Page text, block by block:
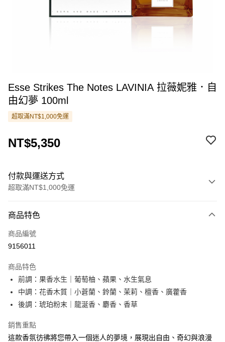
Esse Strikes The Notes LAVINIA 拉薇妮雅．自
由幻夢 100ml
超取滿NT$1,000免運
NT$5,350
付款與運送方式
超取滿NT$1,000免運
信用卡一次付款
超商取貨付款
街口支付
AFTEE先享後付
相關說明
AFTEE先享後付是「在收到商品之後才付款」的支付方式。 讓您購物簡單
便利好安心！
ATM付款
商品特色
商品編號
9156011
商品特色
前調：果香水生｜葡萄柚、蘋果、水生氣息
中調：花香木質｜小蒼蘭、鈴蘭、茉莉、檀香、廣藿香
後調：琥珀粉末｜龍涎香、麝香、香草
銷售重點
這款香氛彷彿將您帶入一個迷人的夢境，展現出自由、奇幻與浪漫